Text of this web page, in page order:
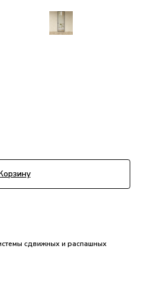
сдвижных и распашных